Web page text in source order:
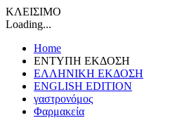
ΚΛΕΙΣΙΜΟ
Loading...
Home
ΕΝΤΥΠΗ ΕΚΔΟΣΗ
ΕΛΛΗΝΙΚΗ ΕΚΔΟΣΗ
ENGLISH EDITION
γαστρονόμος
Φαρμακεία